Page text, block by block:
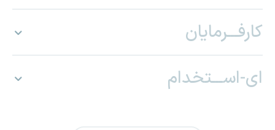
کارفـــرمایان
ای-اســـتخدام